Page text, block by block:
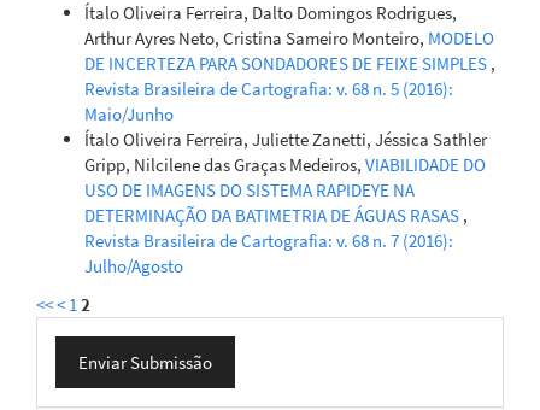
Ítalo Oliveira Ferreira, Dalto Domingos Rodrigues,
Arthur Ayres Neto, Cristina Sameiro Monteiro, MODELO
DE INCERTEZA PARA SONDADORES DE FEIXE SIMPLES ,
Revista Brasileira de Cartografia: v. 68 n. 5 (2016):
Maio/Junho
Ítalo Oliveira Ferreira, Juliette Zanetti, Jéssica Sathler
Gripp, Nilcilene das Graças Medeiros, VIABILIDADE DO
USO DE IMAGENS DO SISTEMA RAPIDEYE NA
DETERMINAÇÃO DA BATIMETRIA DE ÁGUAS RASAS ,
Revista Brasileira de Cartografia: v. 68 n. 7 (2016):
Julho/Agosto
<<< 12
Enviar
Submissão
Enviar Submissão